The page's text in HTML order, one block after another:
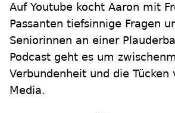
Auf Youtube kocht Aaron mit
Passanten tiefsinnige Fragen
Seniorinnen an einer
Podcast geht es um
Verbundenheit und die Tücken
Media.